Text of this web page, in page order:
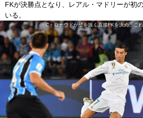
FKが決勝点となり、レアル・マドリーが初
いる。
C・ロナウドが壁を抜く直接FKを決め、こ